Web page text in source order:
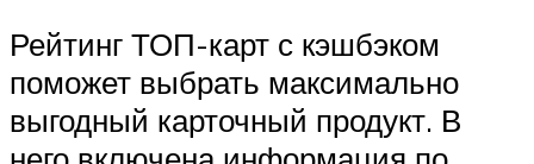
Рейтинг ТОП-карт с кэшбэком
поможет выбрать максимально
выгодный карточный продукт. В